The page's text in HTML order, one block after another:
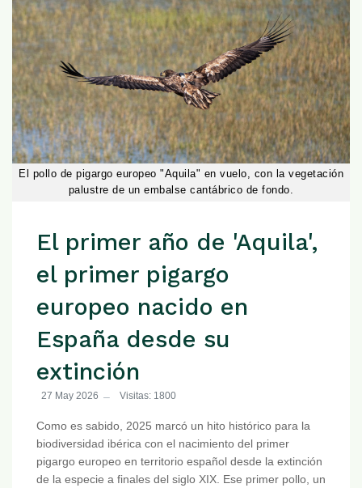
El pollo de pigargo europeo "Aquila" en vuelo, con la vegetación
palustre de un embalse cantábrico de fondo.
El primer año de 'Aquila',
el primer pigargo
europeo nacido en
España desde su
extinción
27 May 2026 Visitas: 1800
Como es sabido, 2025 marcó un hito histórico para la
biodiversidad ibérica con el nacimiento del primer
pigargo europeo en territorio español desde la extinción
de la especie a finales del siglo XIX. Ese primer pollo, un